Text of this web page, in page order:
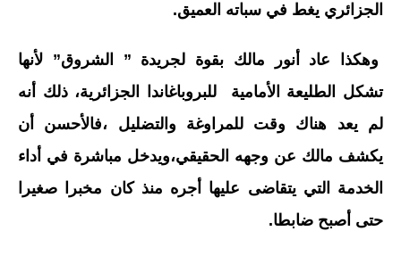
الجزائري يغط في سباته العميق.
وهكذا عاد أنور مالك بقوة لجريدة ” الشروق” لأنها
تشكل الطليعة الأمامية للبروباغاندا الجزائرية، ذلك أنه
لم يعد هناك وقت للمراوغة والتضليل ،فالأحسن أن
يكشف مالك عن وجهه الحقيقي،ويدخل مباشرة في أداء
الخدمة التي يتقاضى عليها أجره منذ كان مخبرا صغيرا
حتى أصبح ضابطا.